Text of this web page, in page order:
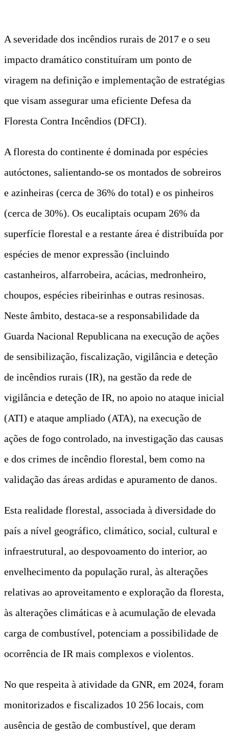
A severidade dos incêndios rurais de 2017 e o seu
impacto dramático constituíram um ponto de
viragem na definição e implementação de estratégias
que visam assegurar uma eficiente Defesa da
Floresta Contra Incêndios (DFCI).
A floresta do continente é dominada por espécies
autóctones, salientando-se os montados de sobreiros
e azinheiras (cerca de 36% do total) e os pinheiros
(cerca de 30%). Os eucaliptais ocupam 26% da
superfície florestal e a restante área é distribuída por
espécies de menor expressão (incluindo
castanheiros, alfarrobeira, acácias, medronheiro,
choupos, espécies ribeirinhas e outras resinosas.
Neste âmbito, destaca-se a responsabilidade da
Guarda Nacional Republicana na execução de ações
de sensibilização, fiscalização, vigilância e deteção
de incêndios rurais (IR), na gestão da rede de
vigilância e deteção de IR, no apoio no ataque inicial
(ATI) e ataque ampliado (ATA), na execução de
ações de fogo controlado, na investigação das causas
e dos crimes de incêndio florestal, bem como na
validação das áreas ardidas e apuramento de danos.
Esta realidade florestal, associada à diversidade do
país a nível geográfico, climático, social, cultural e
infraestrutural, ao despovoamento do interior, ao
envelhecimento da população rural, às alterações
relativas ao aproveitamento e exploração da floresta,
às alterações climáticas e à acumulação de elevada
carga de combustível, potenciam a possibilidade de
ocorrência de IR mais complexos e violentos.
No que respeita à atividade da GNR, em 2024, foram
monitorizados e fiscalizados 10 256 locais, com
ausência de gestão de combustível, que deram